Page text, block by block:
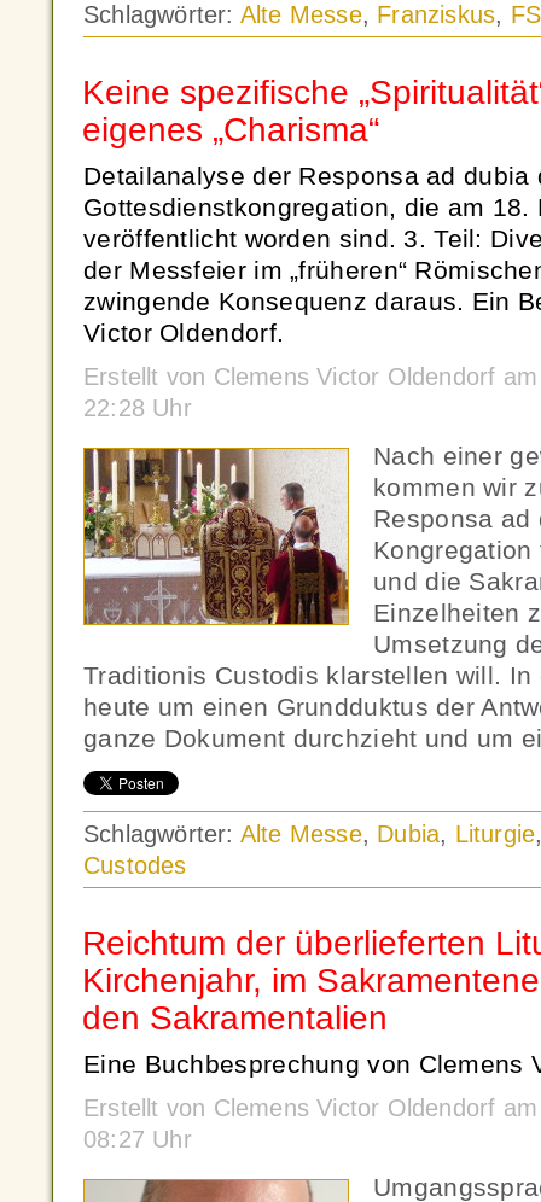
Schlagwörter: Alte Messe, Franziskus,
Keine spezifische
eigenes „Charisma“
Detailanalyse der Responsa ad dubia
Gottesdienstkongregation, die am 18.
veröffentlicht worden sind. 3. Teil:
der Messfeier im „früheren“
zwingende Konsequenz daraus. Ein
Victor Oldendorf.
Erstellt von Clemens Victor Oldendorf
22:28 Uhr
Nach einer
kommen wir
Responsa ad
und die
Einzelheiten
Umsetzung
Traditionis Custodis klarstellen will. In
heute um einen Grundduktus der
ganze Dokument durchzieht und um
Schlagwörter: Alte Messe, Dubia, Liturgie
Custodes
Reichtum der überlieferten
Kirchenjahr, im
den Sakramentalien
Eine Buchbesprechung von Clemens
Erstellt von Clemens Victor Oldendorf
08:27 Uhr